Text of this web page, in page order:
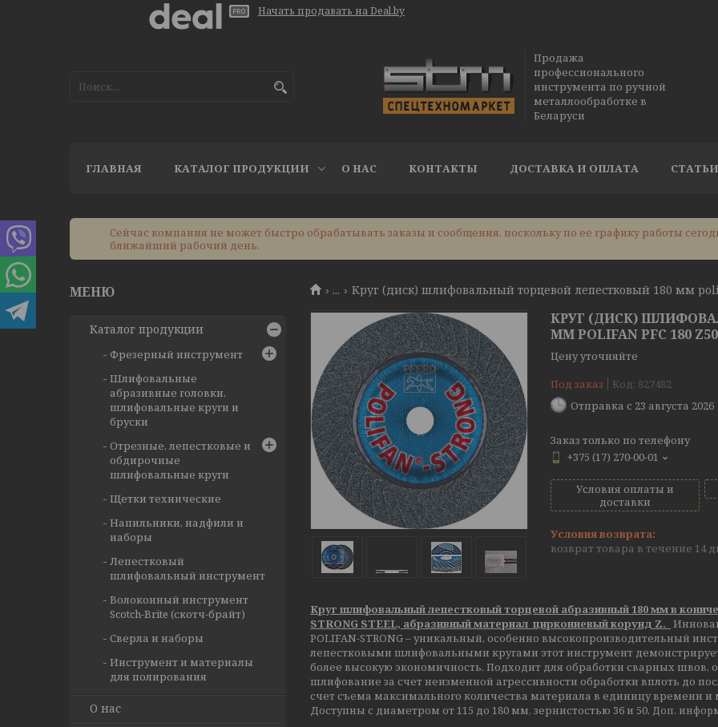
Начать продавать на Deal.by
Продажа
профессионального
инструмента по ручной
металлообработке в
Беларуси
ГЛАВНАЯ КАТАЛОГ ПРОДУКЦИИ О НАС КОНТАКТЫ ДОСТАВКА И ОПЛАТА СТАТЬИ
Сейчас компания не может быстро обрабатывать заказы и сообщения, поскольку по ее графику работы
ближайший рабочий день.
...
КРУГ (ДИСК)
ММ POLIFAN PFC 180
Цену уточняйте
Под заказ
Код: 827482
Отправка с 23 августа 2026
Заказ только по телефону
+375 (17) 270-00-01
Условия оплаты и
доставки
возврат товара в течение 14
Круг шлифовальный лепестковый торцевой абразивный 180 мм в
STRONG STEEL, абразивный материал циркониевый корунд Z.
POLIFAN-STRONG – уникальный, особенно высокопроизводительный
лепестковыми шлифовальными кругами этот инструмент
более высокую экономичность. Подходит для обработки сварных швов,
шлифование за счет неизменной агрессивности обработки вплоть до
счет съема максимального количества материала в единицу времени
Доступны с диаметром от 115 до 180 мм, зернистостью 36 и 50. Доп.
Каталог продукции
Фрезерный инструмент
Шлифовальные
абразивные головки,
шлифовальные круги и
бруски
Отрезные, лепестковые и
обдирочные
шлифовальные круги
Щетки технические
Напильники, надфили и
наборы
Лепестковый
шлифовальный инструмент
Волоконный инструмент
Scotch-Brite (скотч-брайт)
Сверла и наборы
Инструмент и материалы
для полирования
О нас